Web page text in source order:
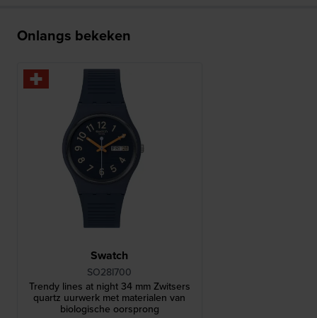
Onlangs bekeken
Swatch
SO28I700
Trendy lines at night 34 mm Zwitsers
quartz uurwerk met materialen van
biologische oorsprong